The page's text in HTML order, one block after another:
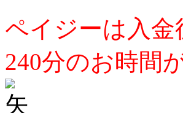
ペイジーは入
240分のお時間